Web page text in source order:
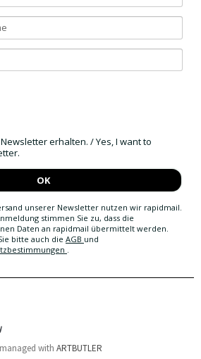
erhalten. / Yes, I want to
OK
unserer Newsletter nutzen wir rapidmail.
stimmen Sie zu, dass die
Daten an rapidmail übermittelt werden.
bitte auch die AGB und
.
with ARTBUTLER